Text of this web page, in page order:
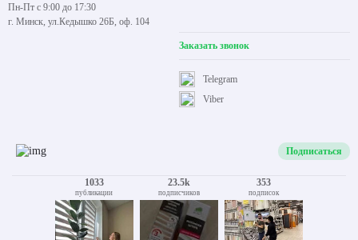
Пн-Пт с 9:00 до 17:30
г. Минск, ул.Кедышко 26Б, оф. 104
Заказать звонок
Viber
Telegram
Подписаться
1033
публикации
23.5k
подписчиков
353
подписок